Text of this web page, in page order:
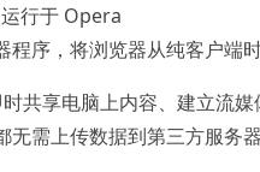
行于 Opera
程序，将浏览器从纯客户端
共享电脑上内容、建立流
无需上传数据到第三方服务